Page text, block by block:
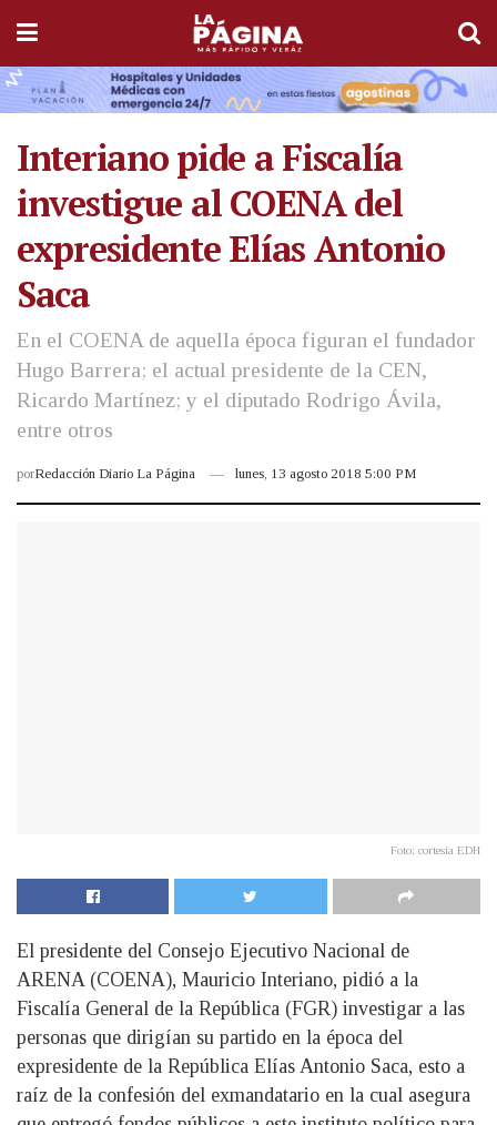
Interiano pide a Fiscalía
investigue al COENA del
expresidente Elías Antonio
Saca
En el COENA de aquella época figuran el fundador
Hugo Barrera; el actual presidente de la CEN,
Ricardo Martínez; y el diputado Rodrigo Ávila,
entre otros
porRedacción Diario La Página lunes, 13 agosto 2018 5:00 PM
Foto: cortesía EDH
El presidente del Consejo Ejecutivo Nacional de
ARENA (COENA), Mauricio Interiano, pidió a la
Fiscalía General de la República (FGR) investigar a las
personas que dirigían su partido en la época del
expresidente de la República Elías Antonio Saca, esto a
raíz de la confesión del exmandatario en la cual asegura